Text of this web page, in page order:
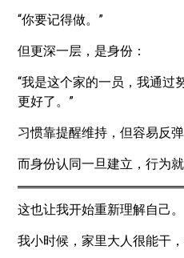
“你要记得做。”
但更深一层，是身份：
“我是这个家的一员，我通过
更好了。”
习惯靠提醒维持，但容易反弹
而身份认同一旦建立，行为就
这也让我开始重新理解自己。
我小时候，家里大人很能干